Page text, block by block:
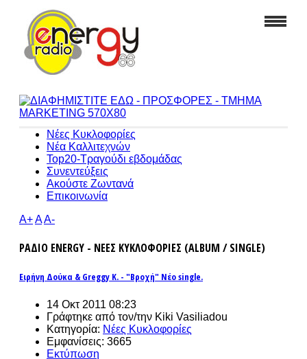
Νέες Κυκλοφορίες
Νέα Καλλιτεχνών
Top20-Τραγούδι εβδομάδας
Συνεντεύξεις
Ακούστε Ζωντανά
Επικοινωνία
A+AA-
ΡΑΔΙΟ ENERGY - ΝΕΕΣ ΚΥΚΛΟΦΟΡΙΕΣ (ALBUM / SINGLE)
Ειρήνη Δούκα & Greggy K. - "Βροχή" Νέο single.
14 Οκτ 2011 08:23
Γράφτηκε από τον/την Kiki Vasiliadou
Κατηγορία: Νέες Κυκλοφορίες
Εμφανίσεις: 3665
Εκτύπωση